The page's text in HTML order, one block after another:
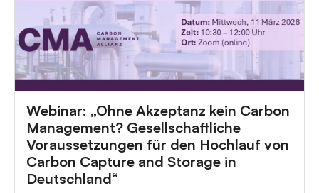
Webinar: „Ohne Akzeptanz kein Carbon
Management? Gesellschaftliche
Voraussetzungen für den Hochlauf von
Carbon Capture and Storage in
Deutschland“